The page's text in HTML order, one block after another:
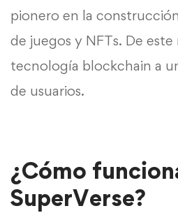
pionero en la
de juegos y NFTs. De
tecnología blockchain a
de usuarios.
¿Cómo
SuperVerse?